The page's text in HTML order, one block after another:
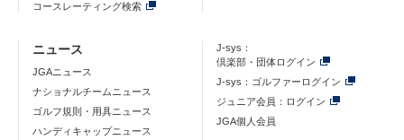
コースレーティング検索
ニュース
JGAニュース
ナショナルチームニュース
ゴルフ規則・用具ニュース
ハンディキャップニュース
J-sys：
倶楽部・団体ログイン
J-sys：ゴルファーログイン
ジュニア会員：ログイン
JGA個人会員